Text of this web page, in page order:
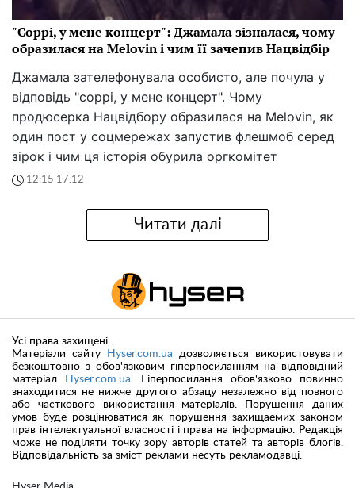
"Соррі, у мене концерт": Джамала зізналася, чому
образилася на Melovin і чим її зачепив Нацвідбір
Джамала зателефонувала особисто, але почула у
відповідь "соррі, у мене концерт". Чому
продюсерка Нацвідбору образилася на Melovin, як
один пост у соцмережах запустив флешмоб серед
зірок і чим ця історія обурила оргкомітет
12:15 17.12
Читати далі
Усі права захищені.
Матеріали сайту
Hyser.com.ua дозволяється використовувати
безкоштовно з обов'язковим гіперпосиланням на відповідний
матеріал
Hyser.com.ua . Гіперпосилання обов'язково повинно
знаходитися не нижче другого абзацу незалежно від повного
або часткового використання матеріалів. Порушення даних
умов буде розцінюватися як порушення захищаемих законом
прав інтелектуальної власності і права на інформацію. Редакція
може не поділяти точку зору авторів статей та авторів блогів.
Відповідальність за зміст реклами несуть рекламодавці.